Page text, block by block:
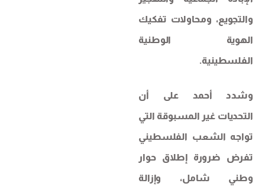
والتجويع، ومحاولات تفكيك
الهوية الوطنية
الفلسطينية.
وشدد أحمد على أن
التحديات غير المسبوقة التي
تواجه الشعب الفلسطيني
تفرض ضرورة إطلاق حوار
وطني شامل، وإزالة